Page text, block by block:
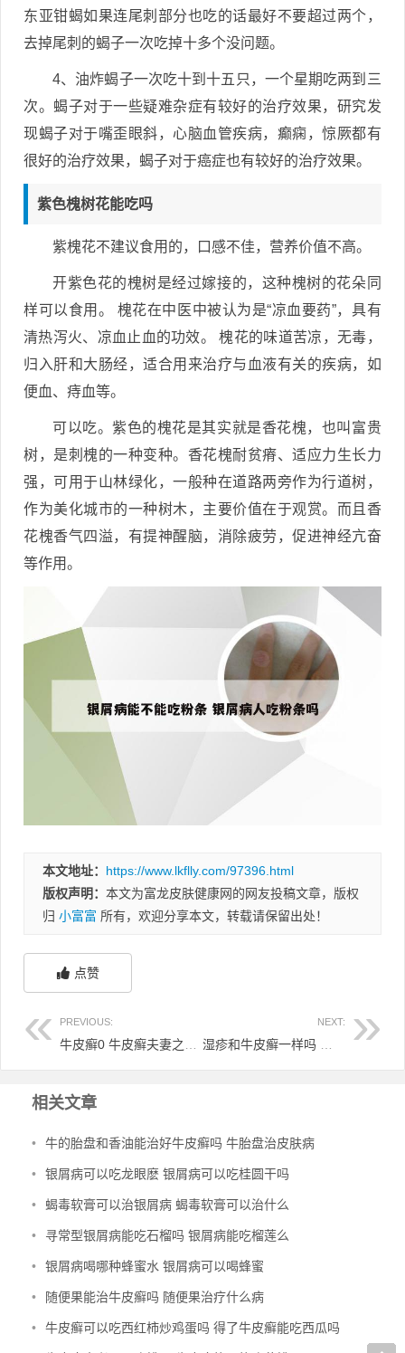
东亚钳蝎如果连尾刺部分也吃的话最好不要超过两个，
去掉尾刺的蝎子一次吃掉十多个没问题。
4、油炸蝎子一次吃十到十五只，一个星期吃两到三
次。蝎子对于一些疑难杂症有较好的治疗效果，研究发
现蝎子对于嘴歪眼斜，心脑血管疾病，癫痫，惊厥都有
很好的治疗效果，蝎子对于癌症也有较好的治疗效果。
紫色槐树花能吃吗
紫槐花不建议食用的，口感不佳，营养价值不高。
开紫色花的槐树是经过嫁接的，这种槐树的花朵同
样可以食用。 槐花在中医中被认为是“凉血要药”，具有
清热泻火、凉血止血的功效。 槐花的味道苦凉，无毒，
归入肝和大肠经，适合用来治疗与血液有关的疾病，如
便血、痔血等。
可以吃。紫色的槐花是其实就是香花槐，也叫富贵
树，是刺槐的一种变种。香花槐耐贫瘠、适应力生长力
强，可用于山林绿化，一般种在道路两旁作为行道树，
作为美化城市的一种树木，主要价值在于观赏。而且香
花槐香气四溢，有提神醒脑，消除疲劳，促进神经亢奋
等作用。
本文地址： https://www.lkflly.com/97396.html
版权声明： 本文为富龙皮肤健康网的网友投稿文章，版权
归 小富富 所有，欢迎分享本文，转载请保留出处！
点赞
PREVIOUS: NEXT:
相关文章
• 牛的胎盘和香油能治好牛皮癣吗 牛胎盘治皮肤病
• 银屑病可以吃龙眼麽 银屑病可以吃桂圆干吗
• 蝎毒软膏可以治银屑病 蝎毒软膏可以治什么
• 寻常型银屑病能吃石榴吗 银屑病能吃榴莲么
• 银屑病喝哪种蜂蜜水 银屑病可以喝蜂蜜
• 随便果能治牛皮癣吗 随便果治疗什么病
• 牛皮癣可以吃西红柿炒鸡蛋吗 得了牛皮癣能吃西瓜吗